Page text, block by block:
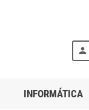
person
INFORMÁTICA